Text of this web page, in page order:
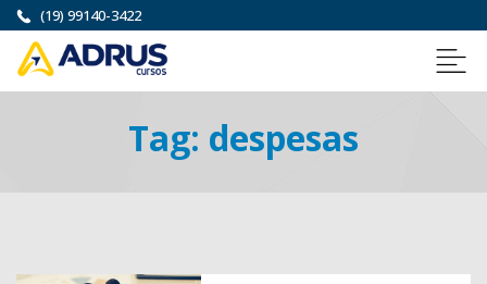
(19) 99140-3422
Tag: despesas